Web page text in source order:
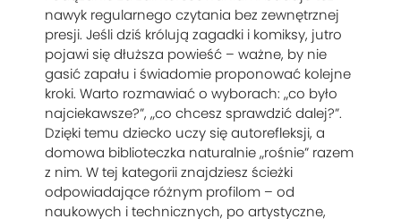
nawyk regularnego czytania bez zewnętrznej
presji. Jeśli dziś królują zagadki i komiksy, jutro
pojawi się dłuższa powieść – ważne, by nie
gasić zapału i świadomie proponować kolejne
kroki. Warto rozmawiać o wyborach: „co było
najciekawsze?”, „co chcesz sprawdzić dalej?”.
Dzięki temu dziecko uczy się autorefleksji, a
domowa biblioteczka naturalnie „rośnie” razem
z nim. W tej kategorii znajdziesz ścieżki
odpowiadające różnym profilom – od
naukowych i technicznych, po artystyczne,